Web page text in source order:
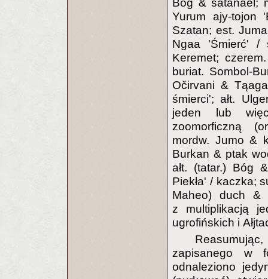
Bóg & satanael;
Yurum ajy-tojon
Szatan; est.
Ngaa 'Śmierć' /
Keremet;
buriat. Sombol-
Očirvani &
śmierci'; ałt.
jeden lub
zoomorficzną
mordw. Jumo &
Burkan & ptak
ałt. (tatar.) Bóg
Piekła' / kaczka;
Maheo) duch &
z multiplikacją
ugrofińskich i
zapisanego w
odnaleziono